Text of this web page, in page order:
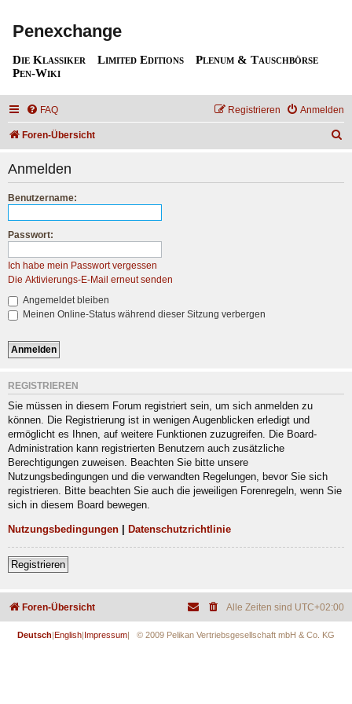
Penexchange
Die Klassiker Limited Editions
Plenum & Tauschbörse
Pen-Wiki
FAQ Anmelden
Registrieren
Foren-Übersicht
Anmelden
Benutzername:
Passwort:
Ich habe mein Passwort vergessen
Die Aktivierungs-E-Mail erneut senden
Angemeldet bleiben
Meinen Online-Status während dieser Sitzung verbergen
REGISTRIEREN
Sie müssen in diesem Forum registriert sein, um sich anmelden zu
können. Die Registrierung ist in wenigen Augenblicken erledigt und
ermöglicht es Ihnen, auf weitere Funktionen zuzugreifen. Die Board-
Administration kann registrierten Benutzern auch zusätzliche
Berechtigungen zuweisen. Beachten Sie bitte unsere
Nutzungsbedingungen und die verwandten Regelungen, bevor Sie sich
registrieren. Bitte beachten Sie auch die jeweiligen Forenregeln, wenn Sie
sich in diesem Board bewegen.
Nutzungsbedingungen Datenschutzrichtlinie
Registrieren
Foren-Übersicht Alle Zeiten sind UTC+02:00
Deutsch English Impressum | © 2009 Pelikan Vertriebsgesellschaft mbH & Co. KG